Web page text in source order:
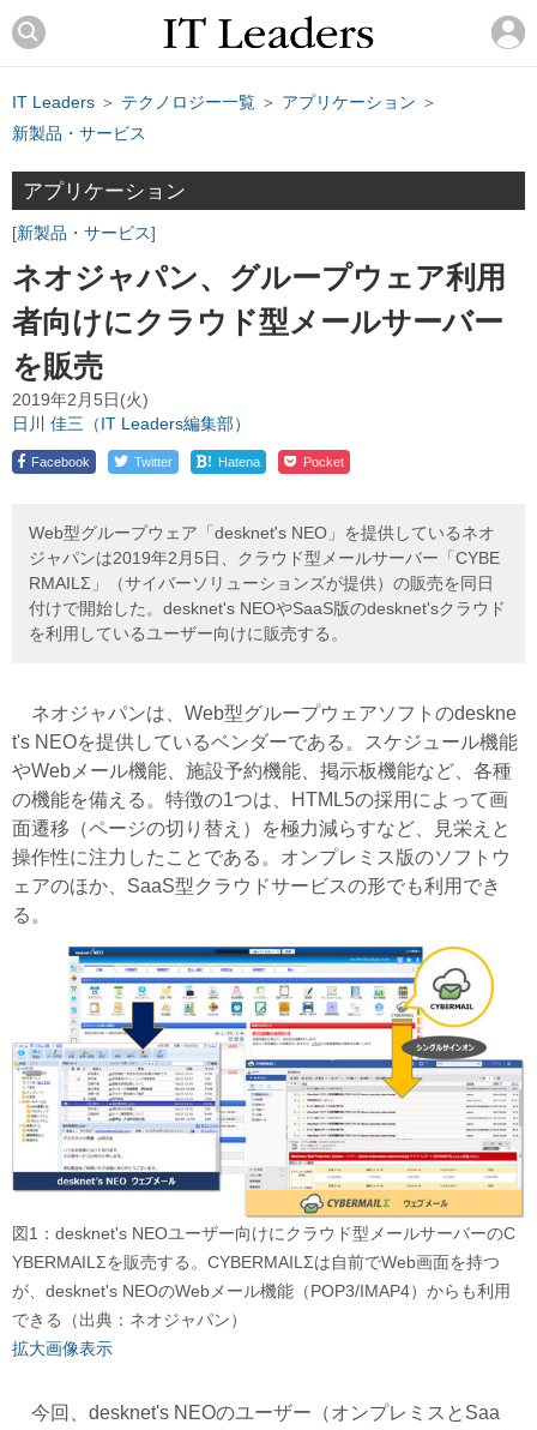
IT Leaders ＞ テクノロジー一覧 ＞ アプリケーション ＞
新製品・サービス
アプリケーション
新製品・サービス
ネオジャパン、グループウェア利用
者向けにクラウド型メールサーバー
を販売
2019年2月5日(火)
日川 佳三（IT Leaders編集部）
Facebook Twitter ! Hatena Pocket
Web型グループウェア「desknet's NEO」を提供しているネオ
ジャパンは2019年2月5日、クラウド型メールサーバー「CYBE
RMAILΣ」（サイバーソリューションズが提供）の販売を同日
付けで開始した。desknet's NEOやSaaS版のdesknet'sクラウド
を利用しているユーザー向けに販売する。
ネオジャパンは、Web型グループウェアソフトのdeskne
t's NEOを提供しているベンダーである。スケジュール機能
やWebメール機能、施設予約機能、掲示板機能など、各種
の機能を備える。特徴の1つは、HTML5の採用によって画
面遷移（ページの切り替え）を極力減らすなど、見栄えと
操作性に注力したことである。オンプレミス版のソフトウ
ェアのほか、SaaS型クラウドサービスの形でも利用でき
る。
図1：desknet's NEOユーザー向けにクラウド型メールサーバーのC
YBERMAILΣを販売する。CYBERMAILΣは自前でWeb画面を持つ
が、desknet's NEOのWebメール機能（POP3/IMAP4）からも利用
できる（出典：ネオジャパン）
拡大画像表示
今回、desknet's NEOのユーザー（オンプレミスとSaa